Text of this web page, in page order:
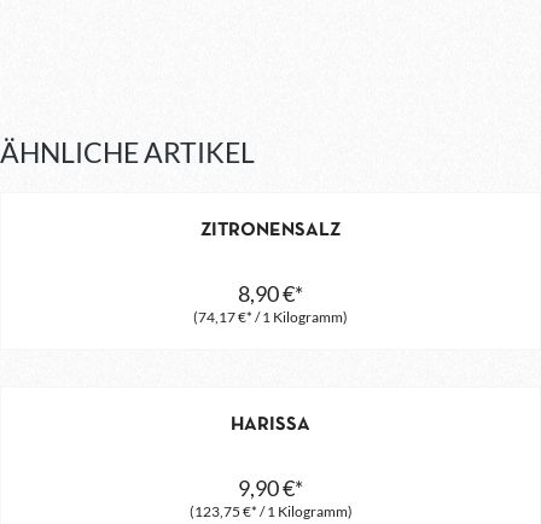
ÄHNLICHE ARTIKEL
ZITRONENSALZ
(74,17 €* / 1 Kilogramm)
8,90 €*
HARISSA
(123,75 €* / 1 Kilogramm)
9,90 €*